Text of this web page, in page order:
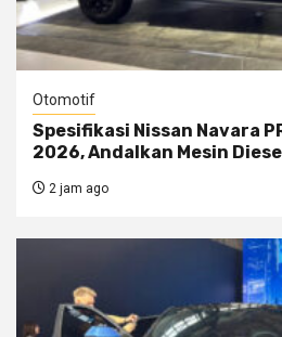
Otomotif
Spesifikasi Nissan Navara
2026, Andalkan Mesin
2 jam ago